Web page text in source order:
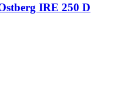
IRE 250 D